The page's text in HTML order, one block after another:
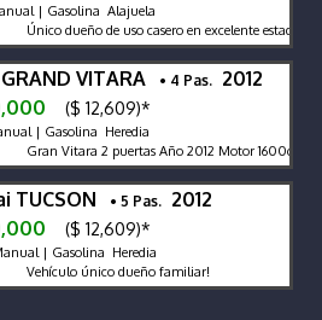
| Gasolina Alajuela
Único dueño de uso casero en excelente estado
VITARA • 4 Pas. 2012
($ 12,609)*
| Gasolina Heredia
Gran Vitara 2 puertas Año 2012 Motor 1600cc
TUCSON • 5 Pas. 2012
($ 12,609)*
| Gasolina Heredia
Vehículo único dueño familiar!